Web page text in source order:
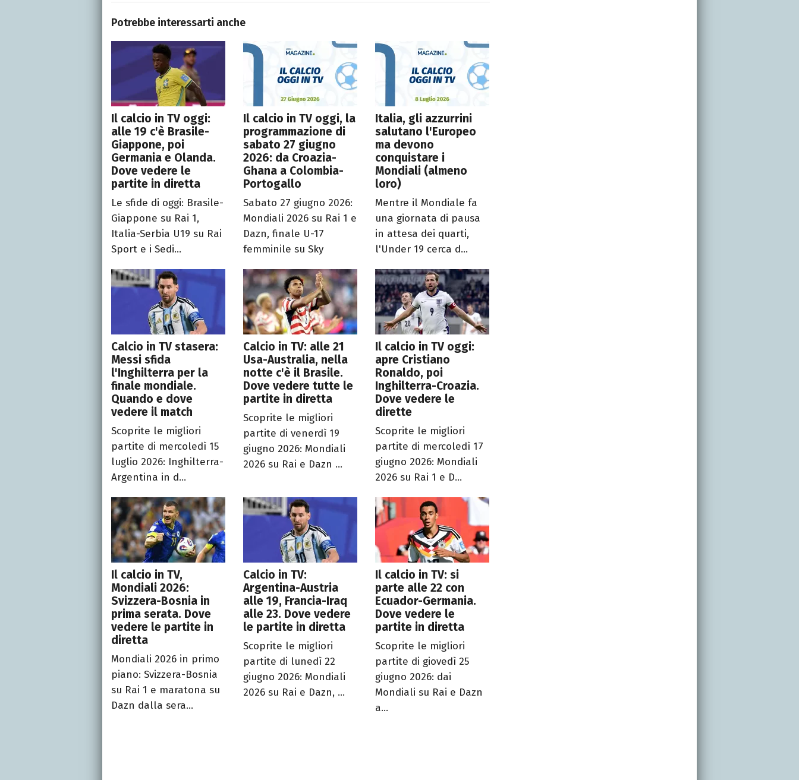
Potrebbe interessarti anche
Il calcio in TV oggi:
alle 19 c'è Brasile-
Giappone, poi
Germania e Olanda.
Dove vedere le
partite in diretta
Le sfide di oggi: Brasile-
Giappone su Rai 1,
Italia-Serbia U19 su Rai
Sport e i Sedi...
Il calcio in TV oggi, la
programmazione di
sabato 27 giugno
2026: da Croazia-
Ghana a Colombia-
Portogallo
Sabato 27 giugno 2026:
Mondiali 2026 su Rai 1 e
Dazn, finale U-17
femminile su Sky
Italia, gli azzurrini
salutano l'Europeo
ma devono
conquistare i
Mondiali (almeno
loro)
Mentre il Mondiale fa
una giornata di pausa
in attesa dei quarti,
l'Under 19 cerca d...
Calcio in TV stasera:
Messi sfida
l'Inghilterra per la
finale mondiale.
Quando e dove
vedere il match
Scoprite le migliori
partite di mercoledì 15
luglio 2026: Inghilterra-
Argentina in d...
Calcio in TV: alle 21
Usa-Australia, nella
notte c'è il Brasile.
Dove vedere tutte le
partite in diretta
Scoprite le migliori
partite di venerdì 19
giugno 2026: Mondiali
2026 su Rai e Dazn ...
Il calcio in TV oggi:
apre Cristiano
Ronaldo, poi
Inghilterra-Croazia.
Dove vedere le
dirette
Scoprite le migliori
partite di mercoledì 17
giugno 2026: Mondiali
2026 su Rai 1 e D...
Il calcio in TV,
Mondiali 2026:
Svizzera-Bosnia in
prima serata. Dove
vedere le partite in
diretta
Mondiali 2026 in primo
piano: Svizzera-Bosnia
su Rai 1 e maratona su
Dazn dalla sera...
Calcio in TV:
Argentina-Austria
alle 19, Francia-Iraq
alle 23. Dove vedere
le partite in diretta
Scoprite le migliori
partite di lunedì 22
giugno 2026: Mondiali
2026 su Rai e Dazn, ...
Il calcio in TV: si
parte alle 22 con
Ecuador-Germania.
Dove vedere le
partite in diretta
Scoprite le migliori
partite di giovedì 25
giugno 2026: dai
Mondiali su Rai e Dazn
a...